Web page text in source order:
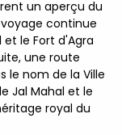
un aperçu du
continue
le Fort d'Agra
une route
le nom de la Ville
Jal Mahal et le
royal du